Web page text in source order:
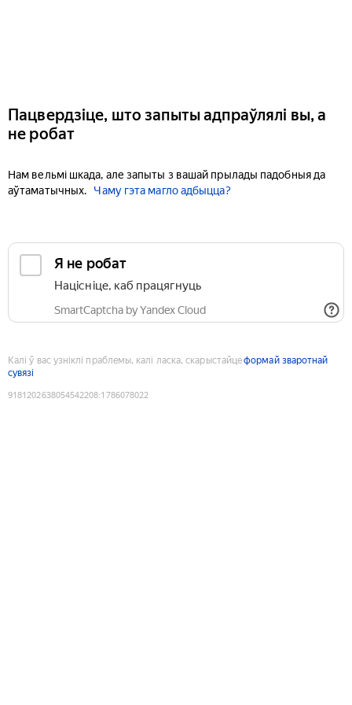
Пацвердзіце, што запыты адпраўлялі вы, а
не робат
Нам вельмі шкада, але запыты з вашай прылады падобныя да
аўтаматычных.
Чаму гэта магло адбыцца?
Я не робат
Націсніце, каб працягнуць
SmartCaptcha by Yandex Cloud
Калі ў вас узніклі праблемы, калі ласка, скарыстайцеформай зваротнай
сувязі
9181202638054542208:1786078022